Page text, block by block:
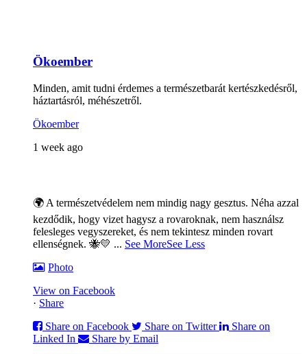
Ökoember
Minden, amit tudni érdemes a természetbarát kertészkedésről,
háztartásról, méhészetről.
Ökoember
1 week ago
🌍 A természetvédelem nem mindig nagy gesztus. Néha azzal
kezdődik, hogy vizet hagysz a rovaroknak, nem használsz
felesleges vegyszereket, és nem tekintesz minden rovart
ellenségnek. 🐝💛 ... See MoreSee Less
Photo
View on Facebook
· Share
Share on Facebook
Share on Twitter
Share on
Linked In
Share by Email